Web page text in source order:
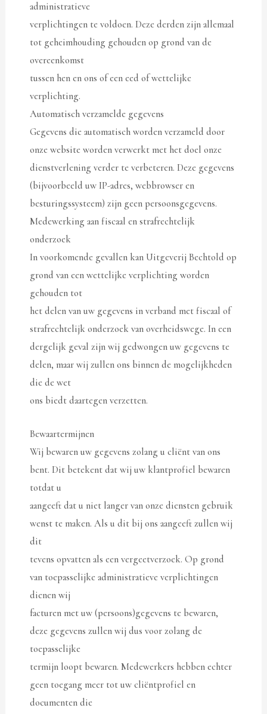
administratieve
verplichtingen te voldoen. Deze derden zijn allemaal
tot geheimhouding gehouden op grond van de
overeenkomst
tussen hen en ons of een eed of wettelijke
verplichting.
Automatisch verzamelde gegevens
Gegevens die automatisch worden verzameld door
onze website worden verwerkt met het doel onze
dienstverlening verder te verbeteren. Deze gegevens
(bijvoorbeeld uw IP-adres, webbrowser en
besturingssysteem) zijn geen persoonsgegevens.
Medewerking aan fiscaal en strafrechtelijk
onderzoek
In voorkomende gevallen kan Uitgeverij Bechtold op
grond van een wettelijke verplichting worden
gehouden tot
het delen van uw gegevens in verband met fiscaal of
strafrechtelijk onderzoek van overheidswege. In een
dergelijk geval zijn wij gedwongen uw gegevens te
delen, maar wij zullen ons binnen de mogelijkheden
die de wet
ons biedt daartegen verzetten.
Bewaartermijnen
Wij bewaren uw gegevens zolang u cliënt van ons
bent. Dit betekent dat wij uw klantprofiel bewaren
totdat u
aangeeft dat u niet langer van onze diensten gebruik
wenst te maken. Als u dit bij ons aangeeft zullen wij
dit
tevens opvatten als een vergeetverzoek. Op grond
van toepasselijke administratieve verplichtingen
dienen wij
facturen met uw (persoons)gegevens te bewaren,
deze gegevens zullen wij dus voor zolang de
toepasselijke
termijn loopt bewaren. Medewerkers hebben echter
geen toegang meer tot uw cliëntprofiel en
documenten die